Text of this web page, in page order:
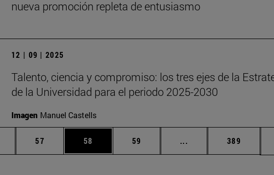
nueva promoción repleta de entusiasmo
12 | 09 | 2025
Talento, ciencia y compromiso: los tres ejes de la
de la Universidad para el periodo 2025-2030
Imagen Manuel Castells
Páginas intermedias Use TAB para desplazarse.
Página
57 Página
58 Página
59 ... Páginas intermedias
Página
389